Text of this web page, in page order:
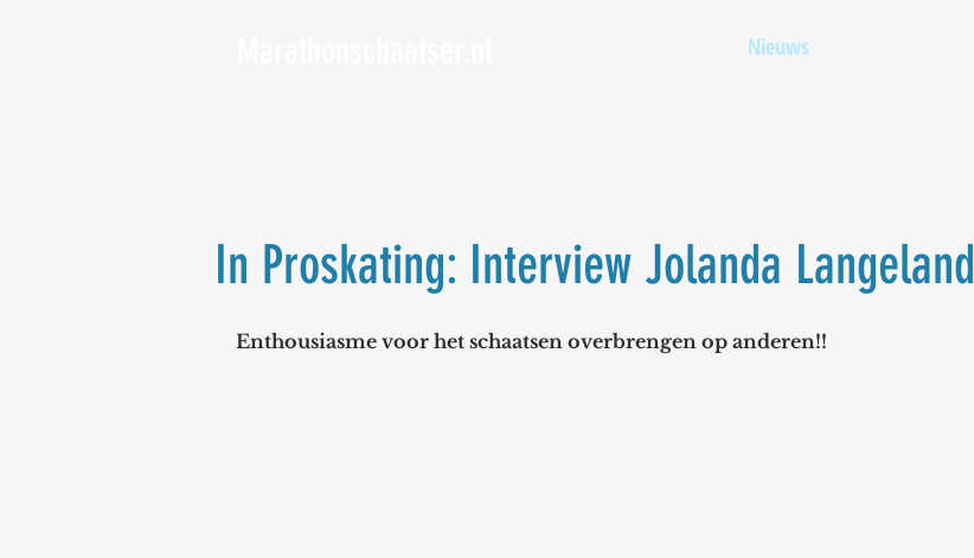
Nieuws
In Proskating: Interview Jolanda Langeland
Enthousiasme voor het schaatsen overbrengen op anderen!!